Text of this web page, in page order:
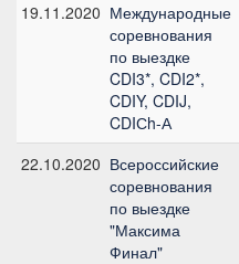
19.11.2020 Международные
соревнования
по выездке
CDI3*, CDI2*,
CDIY, CDIJ,
CDIСh-А
22.10.2020 Всероссийские
соревнования
по выездке
"Максима
Финал"